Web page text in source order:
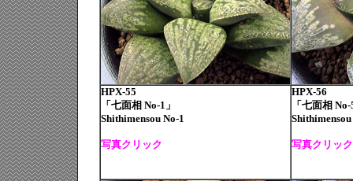
HPX-55
「七面相 No-1」
Shithimensou No-1
写真クリック
HPX-56
「七面相
Shithimensou
写真クリック